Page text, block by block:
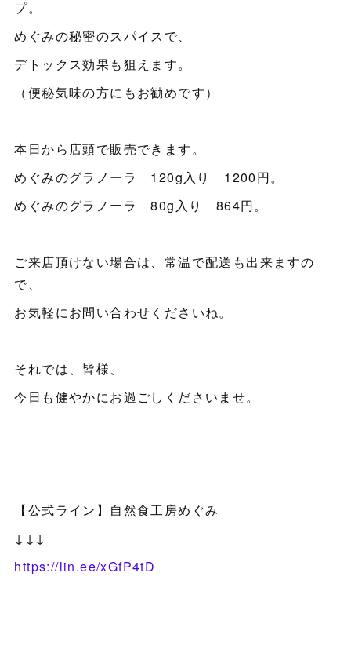
プ。
めぐみの秘密のスパイスで、
デトックス効果も狙えます。
（便秘気味の方にもお勧めです）
本日から店頭で販売できます。
めぐみのグラノーラ 120g入り 1200円。
めぐみのグラノーラ 80g入り 864円。
ご来店頂けない場合は、常温で配送も出来ますの
で、
お気軽にお問い合わせくださいね。
それでは、皆様、
今日も健やかにお過ごしくださいませ。
【公式ライン】自然食工房めぐみ
↓↓↓
https://lin.ee/xGfP4tD